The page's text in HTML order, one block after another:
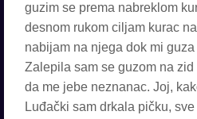
guzim se prema nabreklom
desnom rukom ciljam kurac
nabijam na njega dok mi
Zalepila sam se guzom na
da me jebe neznanac. Joj,
Luđački sam drkala pičku,